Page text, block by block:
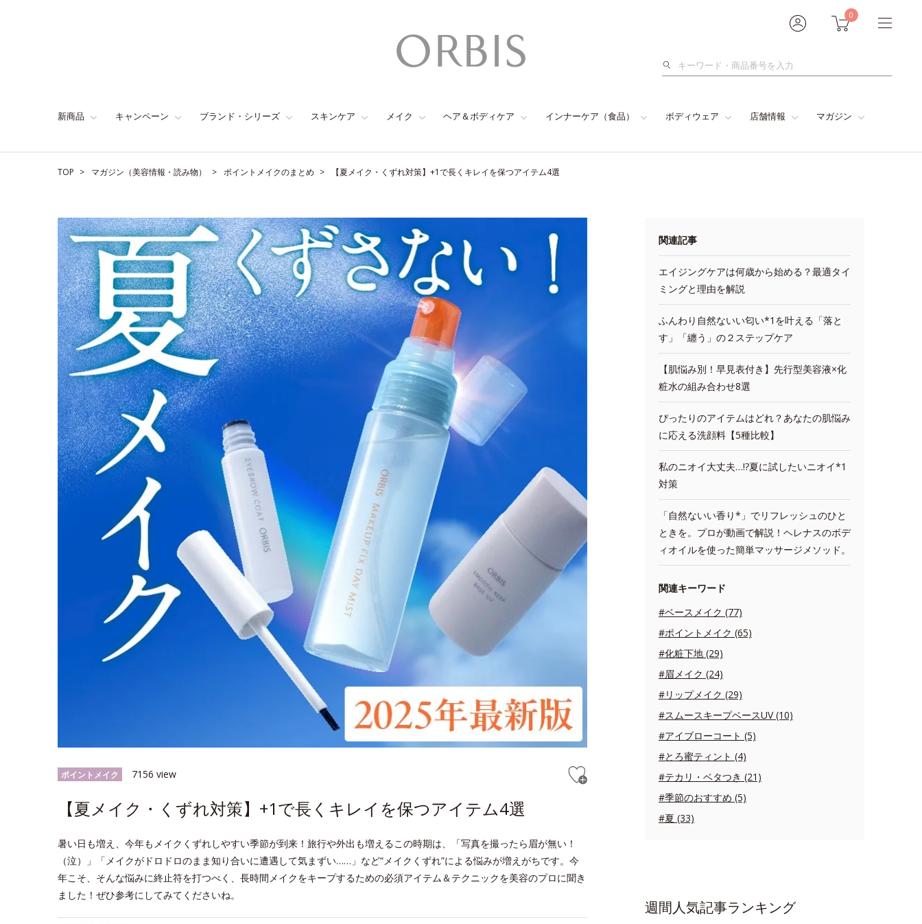
0
検
新商品 キャンペーン ブランド・シリーズ スキンケア メイク ヘア＆ボディケア インナーケア（食品） ボディウェア 店舗情報 マガジン
TOP マガジン（美容情報・読み物） ポイントメイクのまとめ 【夏メイク・くずれ対策】+1で長くキレイを保つアイテム4選
ポイントメイク 7156 view
【夏メイク・くずれ対策】+1で長くキレイを保つアイテム4選
暑い日も増え、今年もメイクくずれしやすい季節が到来！旅行や外出も増えるこの時期は、「写真を撮ったら眉が無い！
（泣）」「メイクがドロドロのまま知り合いに遭遇して気まずい……」など“メイクくずれ”による悩みが増えがちです。今
年こそ、そんな悩みに終止符を打つべく、長時間メイクをキープするための必須アイテム＆テクニックを美容のプロに聞き
ました！ぜひ参考にしてみてくださいね。
関連記事
エイジングケアは何歳から始める？最適タイ
ミングと理由を解説
ふんわり自然ないい匂い*1を叶える「落と
す」「纏う」の２ステップケア
【肌悩み別！早見表付き】先行型美容液×化
粧水の組み合わせ8選
ぴったりのアイテムはどれ？あなたの肌悩み
に応える洗顔料【5種比較】
私のニオイ大丈夫…!?夏に試したいニオイ*1
対策
「自然ないい香り*」でリフレッシュのひと
ときを。プロが動画で解説！ヘレナスのボデ
ィオイルを使った簡単マッサージメソッド。
関連キーワード
#ベースメイク (77)
#ポイントメイク (65)
#化粧下地 (29)
#眉メイク (24)
#リップメイク (29)
#スムースキープベースUV (10)
#アイブローコート (5)
#とろ蜜ティント (4)
#テカリ・ベタつき (21)
#季節のおすすめ (5)
#夏 (33)
週間人気記事ランキング